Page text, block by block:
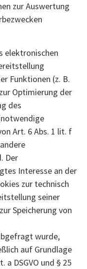
zur Auswertung
elektronischen
Funktionen (z. B.
Optimierung der
des
Art. 6 Abs. 1 lit. f
Der
Interesse an der
zur technisch
seiner
Speicherung von
wurde,
auf Grundlage
a DSGVO und § 25